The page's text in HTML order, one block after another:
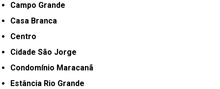
Campo Grande
Casa Branca
Centro
Cidade São Jorge
Condomínio Maracanã
Estância Rio Grande